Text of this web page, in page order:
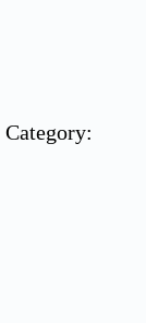
Category: